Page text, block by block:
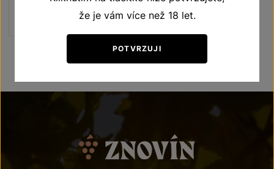
Šarže 2390
Kč
že je vám více než 18 let.
POTVRZUJI